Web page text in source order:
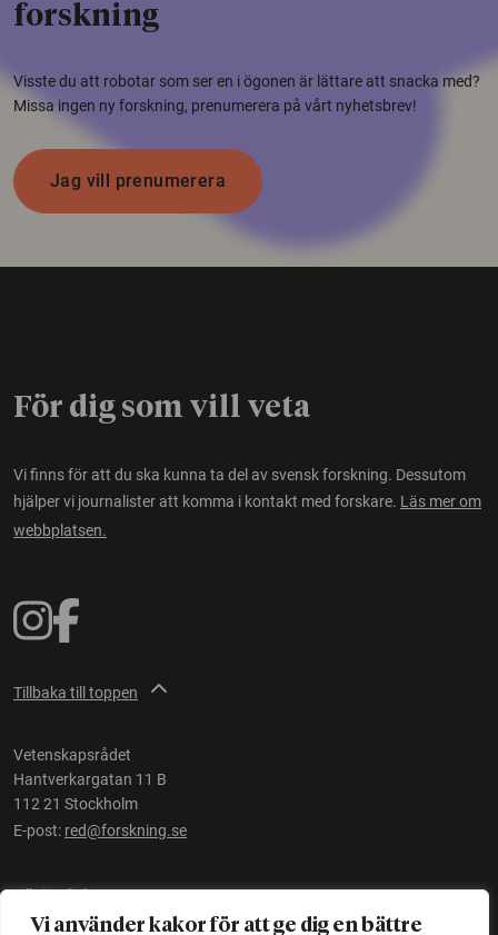
Vi använder kakor för att ge dig en bättre
forskning
Visste du att robotar som ser en i ögonen är lättare att snacka med?
Missa ingen ny forskning, prenumerera på vårt nyhetsbrev!
Jag vill prenumerera
För dig som vill veta
Vi finns för att du ska kunna ta del av svensk forskning. Dessutom
hjälper vi journalister att komma i kontakt med forskare. Läs mer om
webbplatsen.
Tillbaka till toppen
Vetenskapsrådet
Hantverkargatan 11 B
112 21 Stockholm
E-post: red@forskning.se
Tillgänglighet